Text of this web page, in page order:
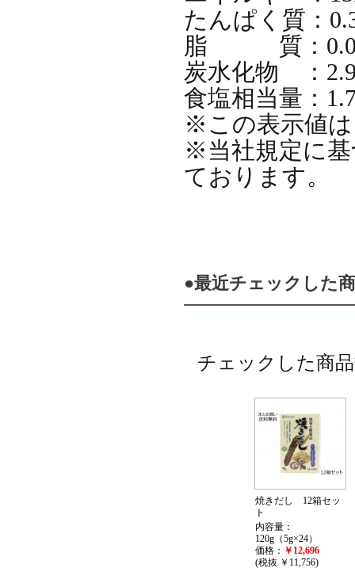
たんぱく質
脂 質：
炭水化物
食塩相当量
※この表示
※当社規定に基
ております。
●最近チェックした
チェックした商
焼きだし 12箱セッ
ト
内容量：
120g（5g×24）
価格： ￥12,696
(税抜 ￥11,756)